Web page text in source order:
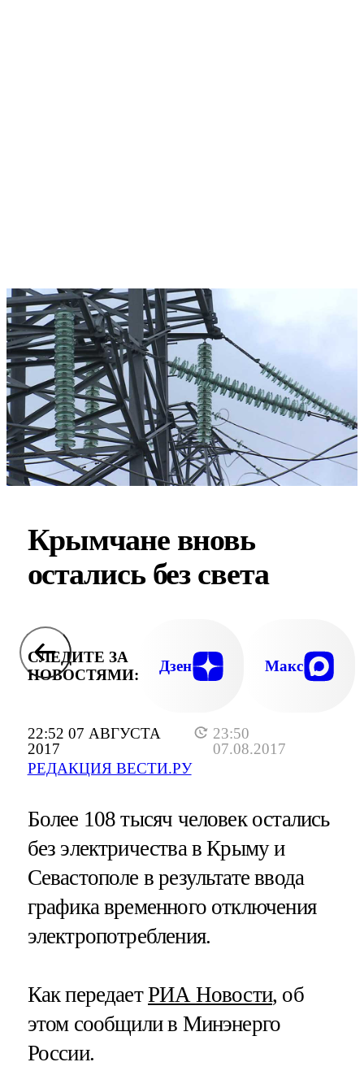
22:52 07 АВГУСТА
2017
23:50
07.08.2017
РЕДАКЦИЯ ВЕСТИ.РУ
Крымчане вновь
остались без света
СЛЕДИТЕ ЗА
НОВОСТЯМИ:
Дзен Макс
Более 108 тысяч человек остались
без электричества в Крыму и
Севастополе в результате ввода
графика временного отключения
электропотребления.
Как передаетРИА Новости, об
этом сообщили в Минэнерго
России.